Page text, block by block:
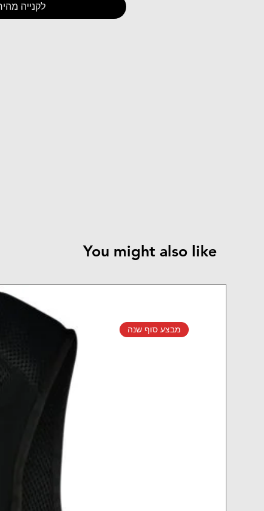
לקנייה
You might also like
מבצע סוף שנה